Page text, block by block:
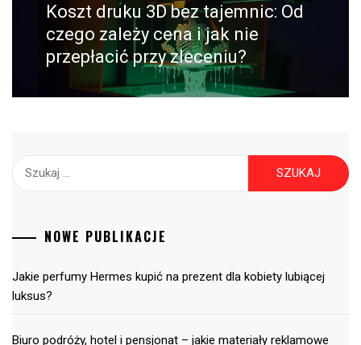
Następny
post:
Koszt druku 3D bez tajemnic: Od
czego zależy cena i jak nie
przepłacić przy zleceniu?
Szukaj:
NOWE PUBLIKACJE
Jakie perfumy Hermes kupić na prezent dla kobiety lubiącej
luksus?
Biuro podróży, hotel i pensjonat – jakie materiały reklamowe